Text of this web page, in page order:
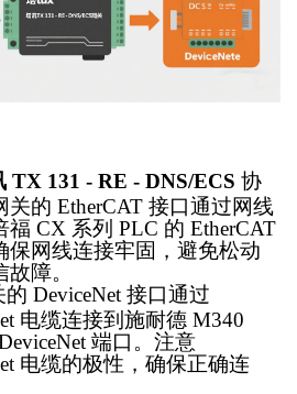
TX 131 - RE - DNS/ECS 协
关的 EtherCAT 接口通过网线
福 CX 系列 PLC 的 EtherCAT
保网线连接牢固，避免松动
障。
的 DeviceNet 接口通过
电缆连接到施耐德 M340
端口。注意
电缆的极性，确保正确连